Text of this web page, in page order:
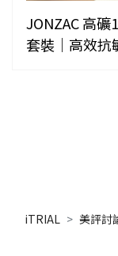
JONZAC 高
套裝｜高效抗
iTRIAL 美評討